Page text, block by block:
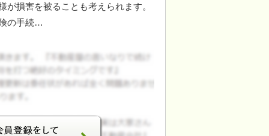
が損害を被ることも考えられます。
の手続…